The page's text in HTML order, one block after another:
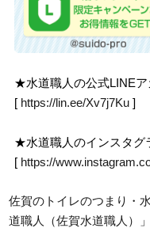
★水道職人の公式LINEア
[ https://lin.ee/Xv7j7Ku ]
★水道職人のインスタグ
[ https://
佐賀のトイレのつまり・
道職人（佐賀水道職人）」